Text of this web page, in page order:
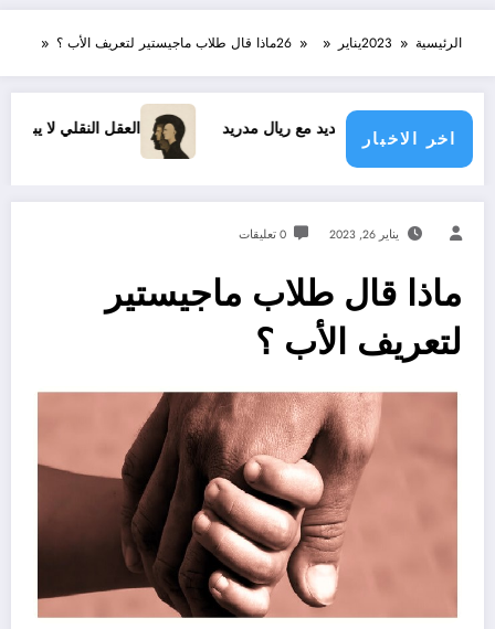
الرئيسية 2023يناير 26ماذا قال طلاب ماجيستير لتعريف الأب ؟
اخر الاخبار
الجديد مع ريال مدريد العقل النقلي لا يبدع حتى في
يناير 26, 2023 0 تعليقات
ماذا قال طلاب ماجيستير
لتعريف الأب ؟